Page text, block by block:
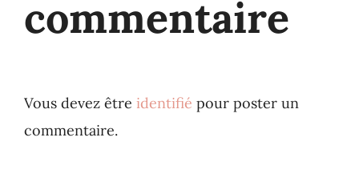
commentaire
Vous devez être identifié pour poster un
commentaire.